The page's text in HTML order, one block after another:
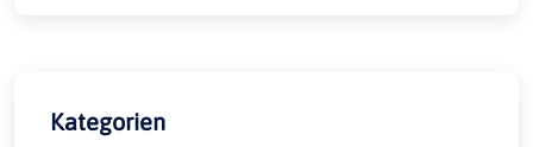
Kategorien